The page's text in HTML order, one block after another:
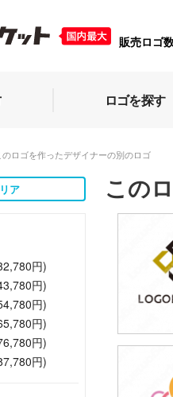
販売ロゴ
ロゴを探す
のロゴを作ったデザイナーの別のロゴ
ア
円)
円)
円)
円)
円)
円)
この
(税